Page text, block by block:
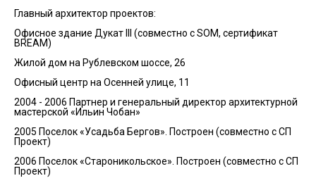
Главный архитектор проектов:
Офисное здание Дукат III (совместно с SOM, сертификат
BREAM)
Жилой дом на Рублевском шоссе, 26
Офисный центр на Осенней улице, 11
2004 - 2006 Партнер и генеральный директор архитектурной
мастерской «Ильин Чобан»
2005 Поселок «Усадьба Бергов». Построен (совместно с СП
Проект)
2006 Поселок «Староникольское». Построен (совместно с СП
Проект)